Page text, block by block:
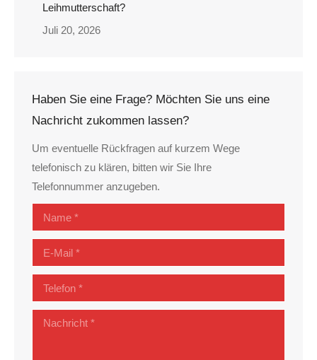
Leihmutterschaft?
Juli 20, 2026
Haben Sie eine Frage? Möchten Sie uns eine
Nachricht zukommen lassen?
Um eventuelle Rückfragen auf kurzem Wege
telefonisch zu klären, bitten wir Sie Ihre
Telefonnummer anzugeben.
Name *
E-Mail *
Telefon *
Nachricht *